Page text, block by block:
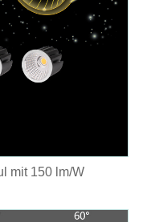
mit 150 lm/W